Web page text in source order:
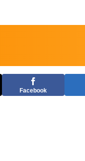
Facebook